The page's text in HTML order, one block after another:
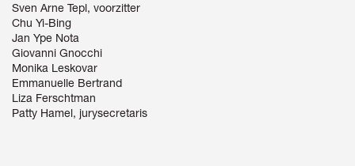
Sven Arne Tepl, voorzitter
Chu Yi-Bing
Jan Ype Nota
Giovanni Gnocchi
Monika Leskovar
Emmanuelle Bertrand
Liza Ferschtman
Patty Hamel, jurysecretaris